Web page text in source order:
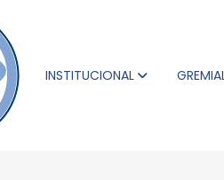
INSTITUCIONAL